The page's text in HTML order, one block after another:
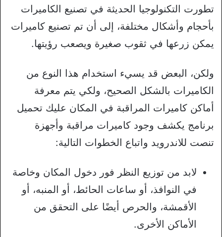
تطورت التكنولوجيا الحديثة في تصنيع الكاميرات
بأحجام وأشكال مختلفة، إلى أن تم تصنيع كاميرات
يمكن زرعها في ثقوب صغيرة ويصعب رؤيتها.
ولكن، البعض قد يسيء استخدام هذا النوع من
الكاميرات بالشكل الصحيح، ولكي يتم معرفة
أماكن كاميرات المراقبة في المكان عليك تحميل
برنامج يكشف وجود كاميرات مراقبة وأجهزة
تنصت للاندرويد واتباع الخطوات التالية:
لابد من توزيع النظر فور دخول المكان وخاصة
في النوافذ، أو ساعات الحائط، أو المنبه، أو
الأقمشة، والحرص أيضًا على التحقق من
الأماكن الأخرى.